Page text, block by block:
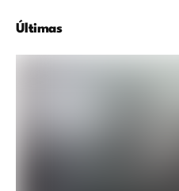
Últimas